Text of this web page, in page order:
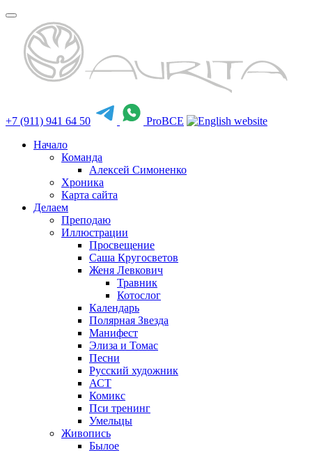
+7 (911) 941 64 50
ProBCE
Начало
Команда
Алексей Симоненко
Хроника
Карта сайта
Делаем
Преподаю
Иллюстрации
Просвещение
Саша Кругосветов
Женя Левкович
Травник
Котослог
Календарь
Полярная Звезда
Манифест
Элиза и Томас
Песни
Русский художник
АСТ
Комикс
Пси тренинг
Умельцы
Живопись
Былое